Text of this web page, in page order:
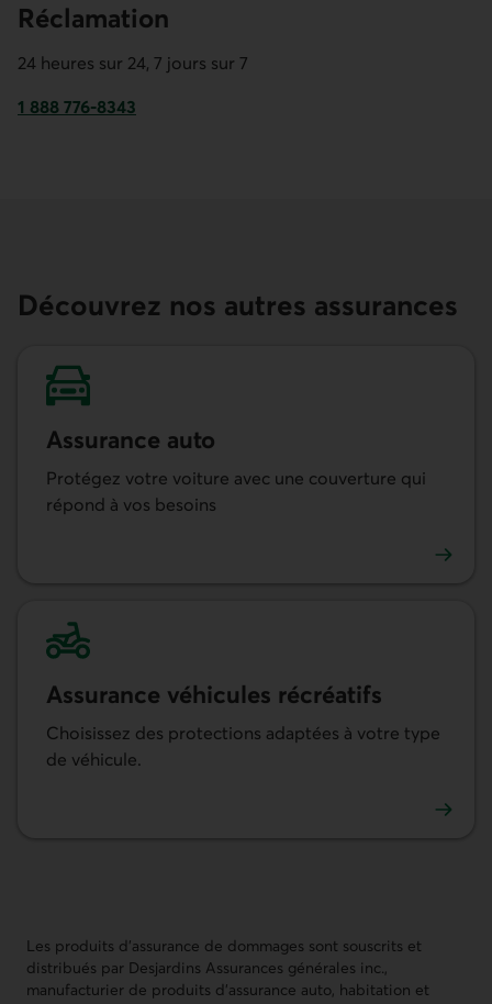
Réclamation
24 heures sur 24, 7 jours sur 7
1 888 776-8343
Découvrez nos autres assurances
Assurance auto
Protégez votre voiture avec une couverture qui
répond à vos besoins
Assurance véhicules récréatifs
Choisissez des protections adaptées à votre type
de véhicule.
Les produits d’assurance de dommages sont souscrits et
distribués par Desjardins Assurances générales inc.,
manufacturier de produits d’assurance auto, habitation et